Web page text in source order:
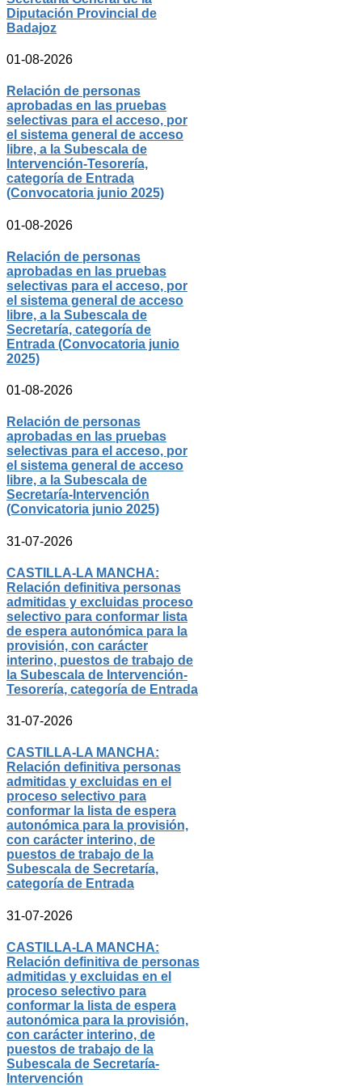
Diputación Provincial de
Badajoz
01-08-2026
Relación de personas
aprobadas en las pruebas
selectivas para el acceso, por
el sistema general de acceso
libre, a la Subescala de
Intervención-Tesorería,
categoría de Entrada
(Convocatoria junio 2025)
01-08-2026
Relación de personas
aprobadas en las pruebas
selectivas para el acceso, por
el sistema general de acceso
libre, a la Subescala de
Secretaría, categoría de
Entrada (Convocatoria junio
2025)
01-08-2026
Relación de personas
aprobadas en las pruebas
selectivas para el acceso, por
el sistema general de acceso
libre, a la Subescala de
Secretaría-Intervención
(Convicatoria junio 2025)
31-07-2026
CASTILLA-LA MANCHA:
Relación definitiva personas
admitidas y excluidas proceso
selectivo para conformar lista
de espera autonómica para la
provisión, con carácter
interino, puestos de trabajo de
la Subescala de Intervención-
Tesorería, categoría de Entrada
31-07-2026
CASTILLA-LA MANCHA:
Relación definitiva personas
admitidas y excluidas en el
proceso selectivo para
conformar la lista de espera
autonómica para la provisión,
con carácter interino, de
puestos de trabajo de la
Subescala de Secretaría,
categoría de Entrada
31-07-2026
CASTILLA-LA MANCHA:
Relación definitiva de personas
admitidas y excluidas en el
proceso selectivo para
conformar la lista de espera
autonómica para la provisión,
con carácter interino, de
puestos de trabajo de la
Subescala de Secretaría-
Intervención